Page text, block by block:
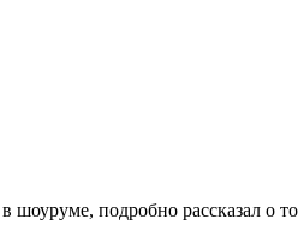
подробно рассказал о